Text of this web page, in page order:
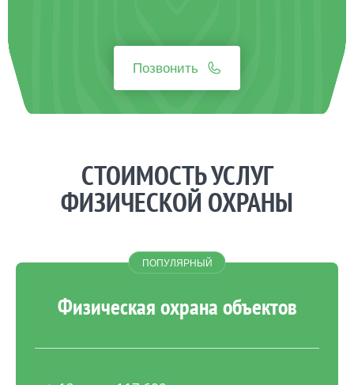
Позвонить
СТОИМОСТЬ УСЛУГ
ФИЗИЧЕСКОЙ ОХРАНЫ
Физическая охрана объектов